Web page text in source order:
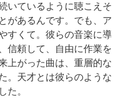
いているように聴こえそ
があるんです。でも、ア
すくて。彼らの音楽に導
信頼して、自由に作業を
上がった曲は、重層的な
。天才とは彼らのような
。